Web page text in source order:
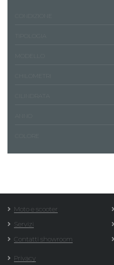
Moto e scooter
Servizi
Contatti showroom
Privacy